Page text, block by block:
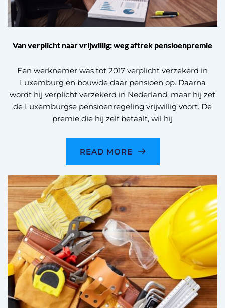
Van verplicht naar vrijwillig: weg aftrek pensioenpremie
Een werknemer was tot 2017 verplicht verzekerd in
Luxemburg en bouwde daar pensioen op. Daarna
wordt hij verplicht verzekerd in Nederland, maar hij zet
de Luxemburgse pensioenregeling vrijwillig voort. De
premie die hij zelf betaalt, wil hij
READ MORE